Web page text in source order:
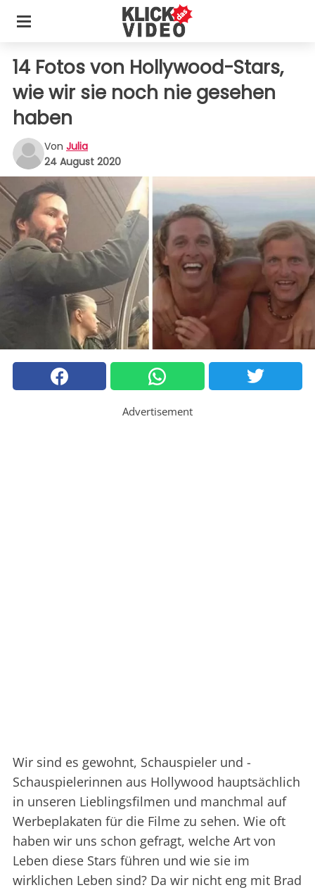
14 Fotos von Hollywood-Stars,
wie wir sie noch nie gesehen
haben
Von Julia
24 August 2020
Advertisement
Wir sind es gewohnt, Schauspieler und -
Schauspielerinnen aus Hollywood hauptsächlich
in unseren Lieblingsfilmen und manchmal auf
Werbeplakaten für die Filme zu sehen. Wie oft
haben wir uns schon gefragt, welche Art von
Leben diese Stars führen und wie sie im
wirklichen Leben sind? Da wir nicht eng mit Brad